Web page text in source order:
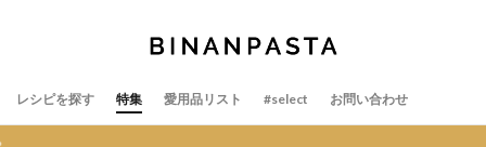
レシピを探す 特集 愛用品リスト #select お問い合わせ